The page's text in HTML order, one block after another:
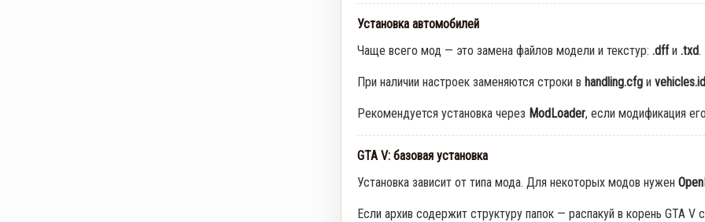
Установка автомобилей
Чаще всего мод — это замена файлов модели и текстур: .dffи .txd.
При наличии настроек заменяются строки в handling.cfgи
Рекомендуется установка через ModLoader, если модификация
GTA V: базовая установка
Установка зависит от типа мода. Для некоторых модов нужен
Если архив содержит структуру папок — распакуй в корень GTA V